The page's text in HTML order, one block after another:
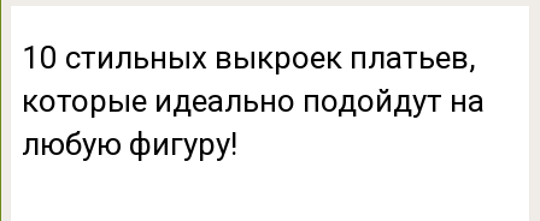
10 стильных выкроек платьев,
которые идеально подойдут на
любую фигуру!